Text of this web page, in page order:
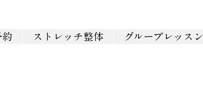
約 ストレッチ整体 グループレッスン